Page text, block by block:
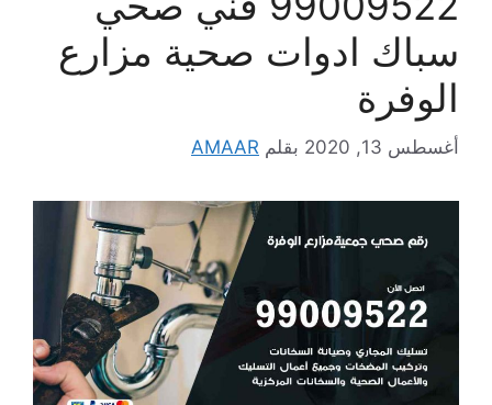
سباك ادوات صحية مزارع
الوفرة
أغسطس 13, 2020 بقلم AMAAR